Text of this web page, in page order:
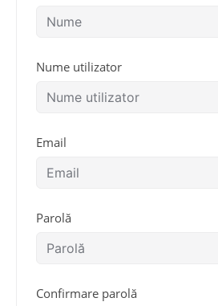
Nume utilizator
Email
Parolă
Confirmare parolă